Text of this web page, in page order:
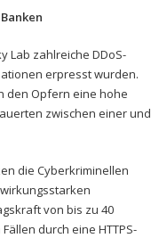
Lab zahlreiche DDoS-
erpresst wurden.
den Opfern eine hohe
zwischen einer und
die Cyberkriminellen
von bis zu 40
durch eine HTTPS-